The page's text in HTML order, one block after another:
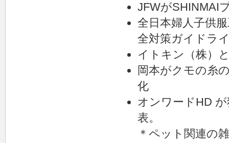
JFWがSHINMAI
全日本婦人子供
全対策ガイドラ
イトキン（株）
岡本がクモの糸
化
オンワードHD
表。
＊ペット関連の